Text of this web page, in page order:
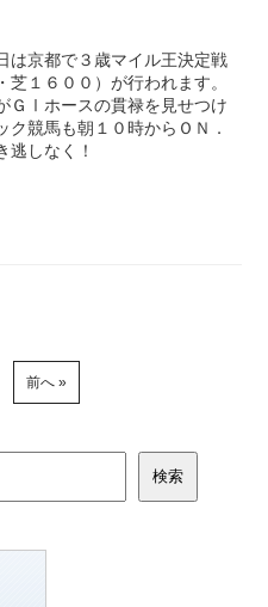
は京都で３歳マイル王決定戦
１６００）が行われます。
ＧⅠホースの貫禄を見せつけ
競馬も朝１０時からＯＮ．
逃しなく！
前へ »